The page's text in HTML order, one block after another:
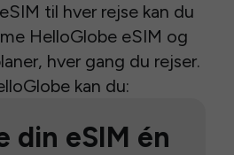
til hver rejse kan du
HelloGlobe eSIM og
hver gang du rejser.
kan du:
din eSIM én